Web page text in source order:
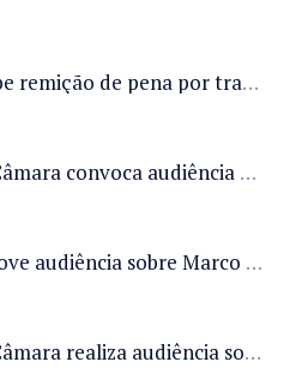
PL 82/26 proíbe remição de pena por trabalho em funções militares para condenados por crimes contra o Estado Democrático de Direito
Comissão da Câmara convoca audiência para discutir misoginia nas escolas e universidades após divulgação de listas misóginas
Câmara promove audiência sobre Marco de Fomento à Economia Digital e impactos da inteligência artificial
Comissão da Câmara realiza audiência sobre apostas online para medir o tamanho do mercado ilegal